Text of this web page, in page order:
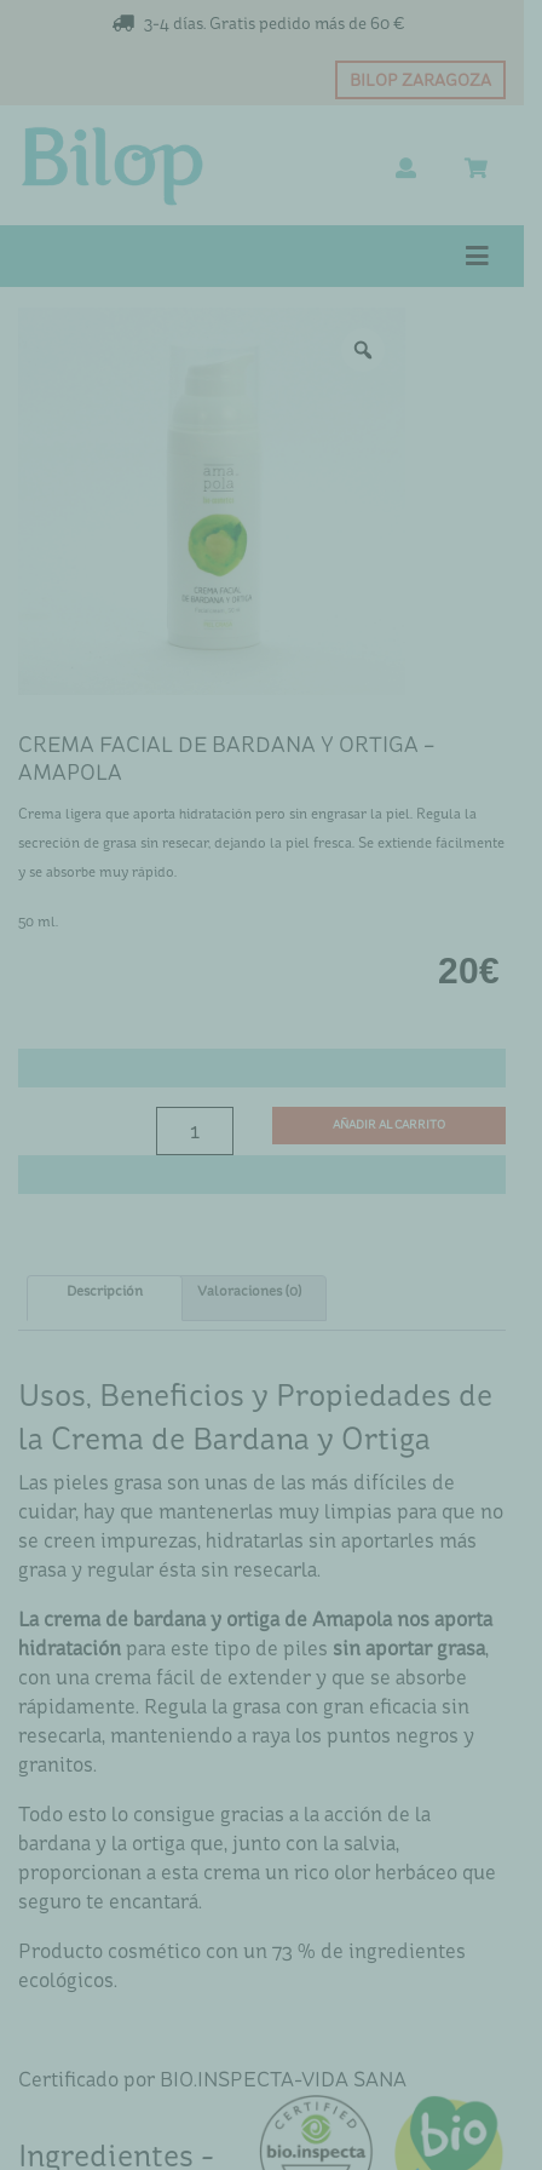
3-4 días. Gratis pedido más de 60 €
BILOP ZARAGOZA
CREMA FACIAL DE BARDANA Y ORTIGA –
AMAPOLA
20€
Crema ligera que aporta hidratación pero sin engrasar la piel. Regula la
secreción de grasa sin resecar, dejando la piel fresca. Se extiende fácilmente
y se absorbe muy rápido.
50 ml.
FACIAL
AÑADIR AL CARRITO
Descripción Valoraciones (0)
Usos, Beneficios y Propiedades de
la Crema de Bardana y Ortiga
Las pieles grasa son unas de las más difíciles de
cuidar, hay que mantenerlas muy limpias para que no
se creen impurezas, hidratarlas sin aportarles más
grasa y regular ésta sin resecarla.
La crema de bardana y ortiga de Amapola nos aporta
hidratación para este tipo de piles sin aportar grasa,
con una crema fácil de extender y que se absorbe
rápidamente. Regula la grasa con gran eficacia sin
resecarla, manteniendo a raya los puntos negros y
granitos.
Todo esto lo consigue gracias a la acción de la
bardana y la ortiga que, junto con la salvia,
proporcionan a esta crema un rico olor herbáceo que
seguro te encantará.
Producto cosmético con un 73 % de ingredientes
ecológicos.
Certificado por BIO.INSPECTA-VIDA SANA
Ingredientes -